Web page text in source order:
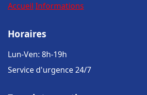
Accueil Informations
Horaires
Lun-Ven: 8h-19h
Service d'urgence 24/7